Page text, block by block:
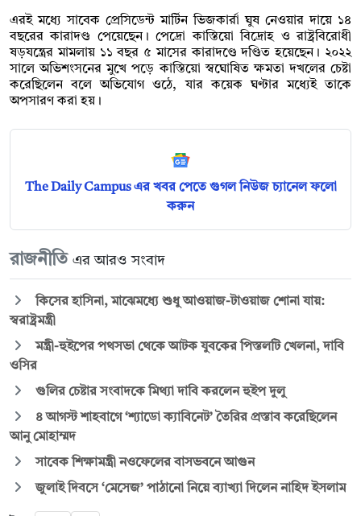
এরই মধ্যে সাবেক প্রেসিডেন্ট মার্টিন ভিজকার্রা ঘুষ নেওয়ার দায়ে ১৪
বছরের কারাদণ্ড পেয়েছেন। পেদ্রো কাস্তিয়ো বিদ্রোহ ও রাষ্ট্রবিরোধী
ষড়যন্ত্রের মামলায় ১১ বছর ৫ মাসের কারাদণ্ডে দণ্ডিত হয়েছেন। ২০২২
সালে অভিশংসনের মুখে পড়ে কাস্তিয়ো স্বঘোষিত ক্ষমতা দখলের চেষ্টা
করেছিলেন বলে অভিযোগ ওঠে, যার কয়েক ঘণ্টার মধ্যেই তাকে
অপসারণ করা হয়।
The Daily Campus এর খবর পেতে গুগল নিউজ চ্যানেল ফলো
করুন
রাজনীতি এর আরও সংবাদ
কিসের হাসিনা, মাঝেমধ্যে শুধু আওয়াজ-টাওয়াজ শোনা যায়:
স্বরাষ্ট্রমন্ত্রী
মন্ত্রী-হুইপের পথসভা থেকে আটক যুবকের পিস্তলটি খেলনা, দাবি
ওসির
গুলির চেষ্টার সংবাদকে মিথ্যা দাবি করলেন হুইপ দুলু
৪ আগস্ট শাহবাগে ‘শ্যাডো ক্যাবিনেট’ তৈরির প্রস্তাব করেছিলেন
আনু মোহাম্মদ
সাবেক শিক্ষামন্ত্রী নওফেলের বাসভবনে আগুন
জুলাই দিবসে ‘মেসেজ’ পাঠানো নিয়ে ব্যাখ্যা দিলেন নাহিদ ইসলাম